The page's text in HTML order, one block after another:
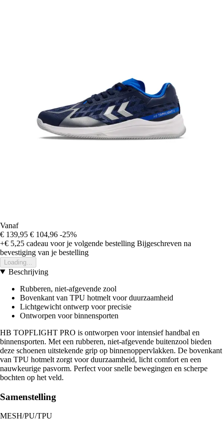
Vanaf
€ 139,95 € 104,96 -25%
+€ 5,25 cadeau voor je volgende bestelling Bijgeschreven na
bevestiging van je bestelling
Loading...
Beschrijving
Rubberen, niet-afgevende zool
Bovenkant van TPU hotmelt voor duurzaamheid
Lichtgewicht ontwerp voor precisie
Ontworpen voor binnensporten
HB TOPFLIGHT PRO is ontworpen voor intensief handbal en
binnensporten. Met een rubberen, niet-afgevende buitenzool bieden
deze schoenen uitstekende grip op binnenoppervlakken. De bovenkant
van TPU hotmelt zorgt voor duurzaamheid, licht comfort en een
nauwkeurige pasvorm. Perfect voor snelle bewegingen en scherpe
bochten op het veld.
Samenstelling
MESH/PU/TPU